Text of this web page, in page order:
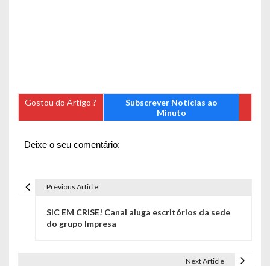
Gostou do Artigo ?
Subscrever Notícias ao
Minuto
Deixe o seu comentário:
Previous Article
SIC EM CRISE! Canal aluga escritórios da sede
do grupo Impresa
Next Article